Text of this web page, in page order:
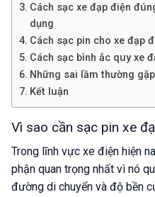
Cách sạc xe đạp điện
dụng
Cách sạc pin cho xe đạp
Cách sạc bình ắc quy xe
Những sai lầm thường
Kết luận
Vì sao cần sạc pin xe
Trong lĩnh vực xe điện hiện
phận quan trọng nhất vì nó
đường di chuyển và độ bền